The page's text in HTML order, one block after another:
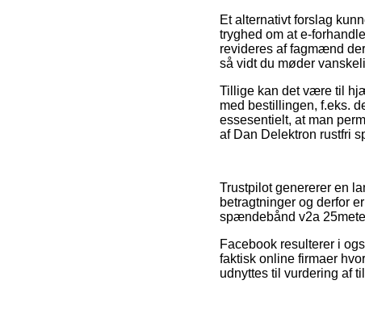
Et alternativt forslag
tryghed om at e-
revideres af fagmænd
så vidt du møder
Tillige kan det være til
med bestillingen, f.eks.
essesentielt, at man
af Dan Delektron rustfri
Trustpilot genererer en
betragtninger og derfor
spændebånd v2a
Facebook resulterer i
faktisk online firmaer
udnyttes til vurdering af